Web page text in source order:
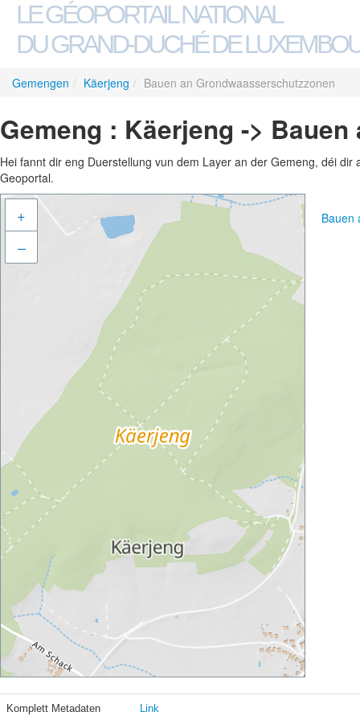
LE GÉOPORTAIL NATIONAL
DU GRAND-DUCHÉ DE
Gemengen / Käerjeng / Bauen an Grondwaasserschutzzonen
Gemeng : Käerjeng ->
Hei fannt dir eng Duerstellung vun dem Layer an der Gemeng, déi
Geoportal.
+
–
Bauen
Komplett Metadaten Link